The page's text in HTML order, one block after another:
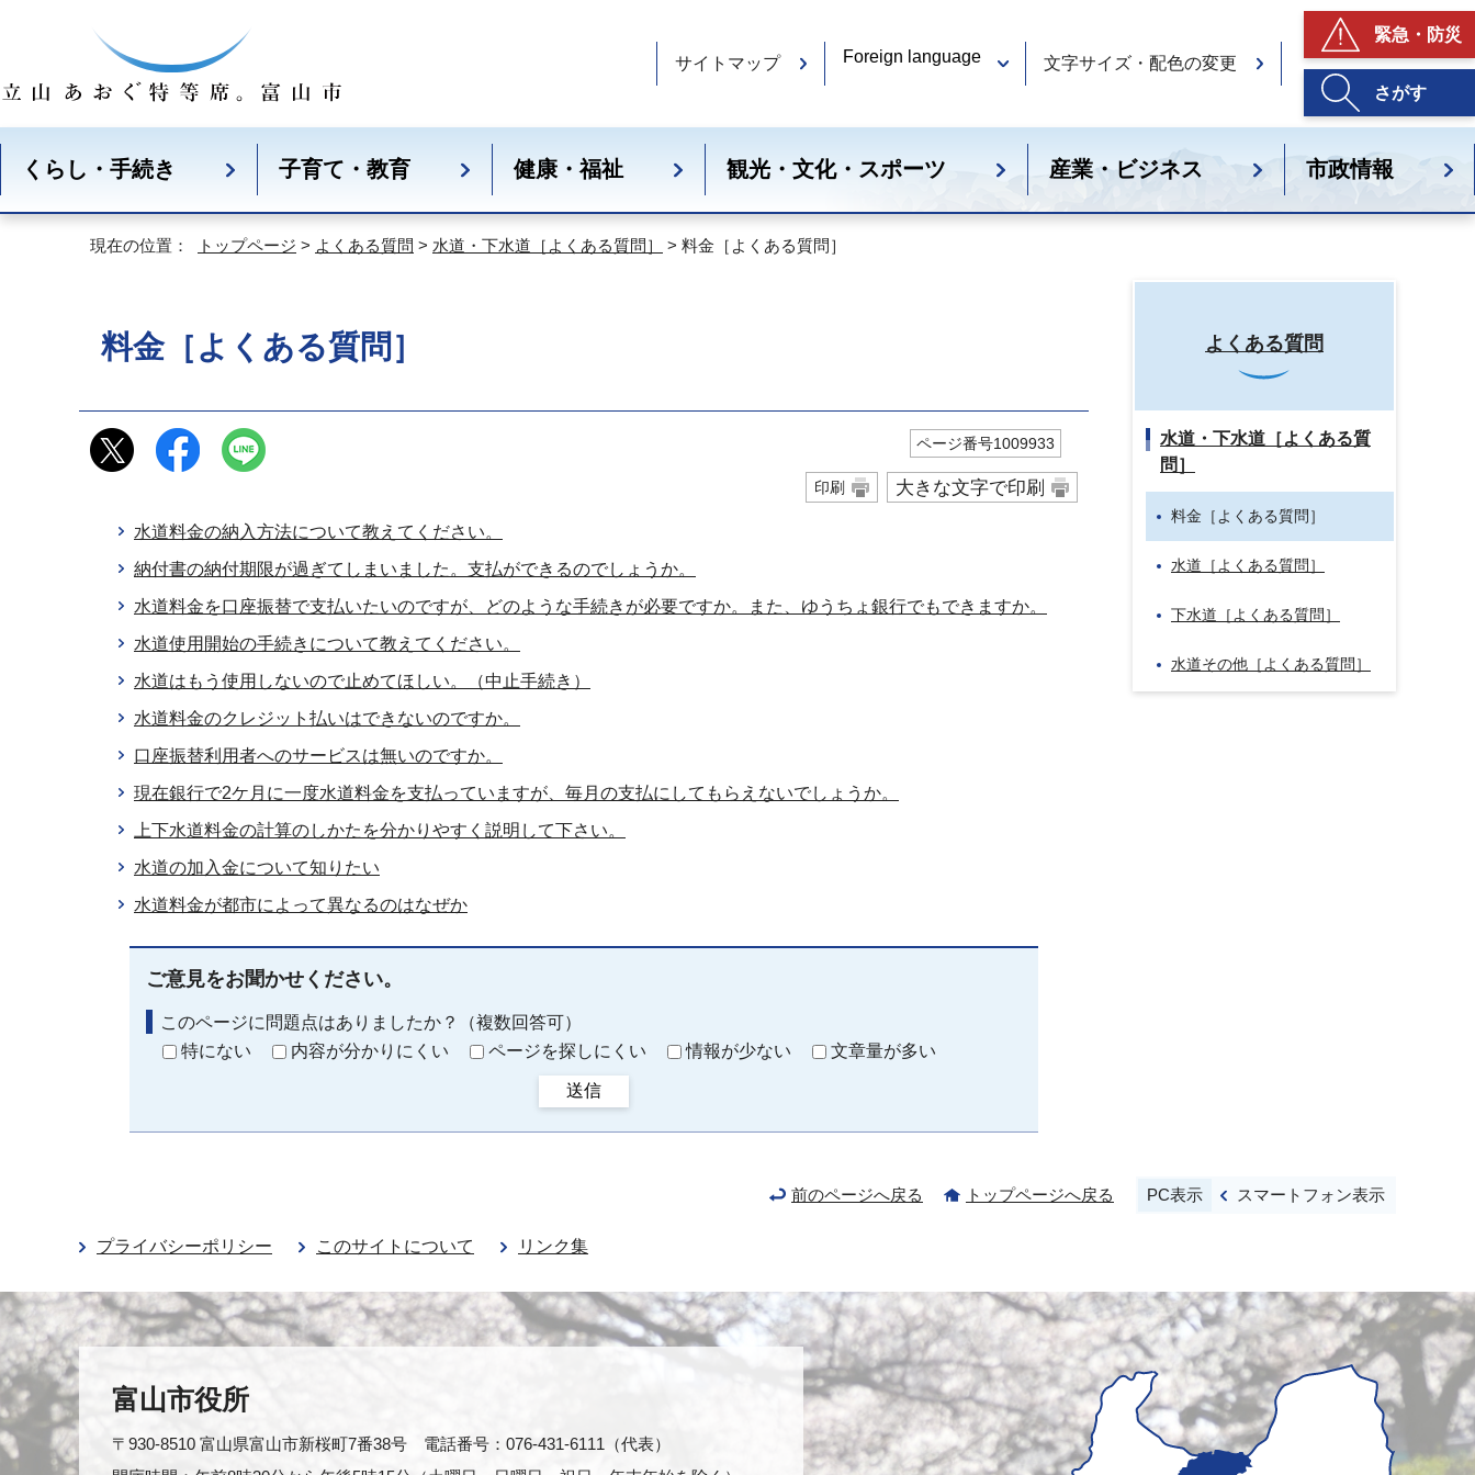
サイトマップ Foreign language 文字サイズ・配色の変更
緊急・防災
さがす
くらし・手続き 子育て・教育 健康・福祉 観光・文化・スポーツ 産業・ビジネス 市政情報
現在の位置： トップページ > よくある質問 > 水道・下水道［よくある質問］ > 料金［よくある質問］
料金［よくある質問］
ページ番号1009933
印刷 大きな文字で印刷
水道料金の納入方法について教えてください。
納付書の納付期限が過ぎてしまいました。支払ができるのでしょうか。
水道料金を口座振替で支払いたいのですが、どのような手続きが必要ですか。また、ゆうちょ銀行でもできますか。
水道使用開始の手続きについて教えてください。
水道はもう使用しないので止めてほしい。（中止手続き）
水道料金のクレジット払いはできないのですか。
口座振替利用者へのサービスは無いのですか。
現在銀行で2ケ月に一度水道料金を支払っていますが、毎月の支払にしてもらえないでしょうか。
上下水道料金の計算のしかたを分かりやすく説明して下さい。
水道の加入金について知りたい
水道料金が都市によって異なるのはなぜか
ご意見をお聞かせください。
このページに問題点はありましたか？（複数回答可）
特にない
内容が分かりにくい ページを探しにくい 情報が少ない 文章量が多い
送信
よくある質問
水道・下水道［よくある質
問］
料金［よくある質問］
水道［よくある質問］
下水道［よくある質問］
水道その他［よくある質問］
前のページへ戻る トップページへ戻る PC表示 スマートフォン表示
プライバシーポリシー このサイトについて リンク集
富山市役所
〒930-8510 富山県富山市新桜町7番38号 電話番号：076-431-6111（代表）